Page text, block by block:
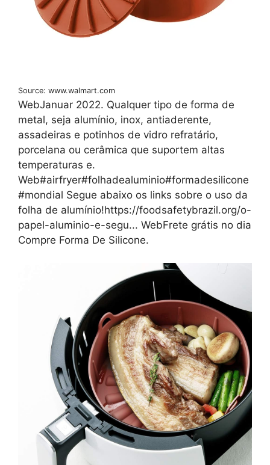
Source: www.walmart.com
WebJanuar 2022. Qualquer tipo de forma de
metal, seja alumínio, inox, antiaderente,
assadeiras e potinhos de vidro refratário,
porcelana ou cerâmica que suportem altas
temperaturas e.
Web#airfryer#folhadealuminio#formadesilicone
#mondial Segue abaixo os links sobre o uso da
folha de alumínio!https://foodsafetybrazil.org/o-
papel-aluminio-e-segu... WebFrete grátis no dia
Compre Forma De Silicone.